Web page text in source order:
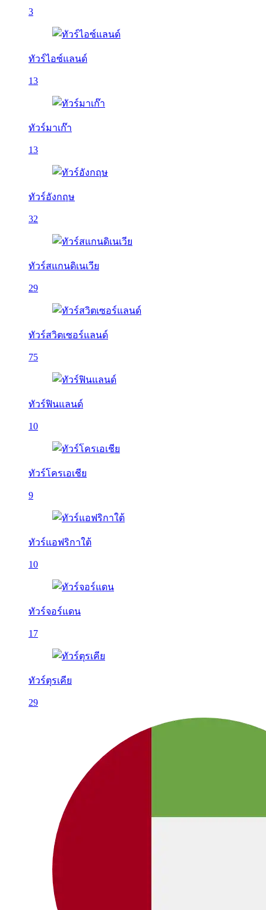
3
ทัวร์ไอซ์แลนด์
13
ทัวร์มาเก๊า
13
ทัวร์อังกฤษ
32
ทัวร์สแกนดิเนเวีย
29
ทัวร์สวิตเซอร์แลนด์
75
ทัวร์ฟินแลนด์
10
ทัวร์โครเอเชีย
9
ทัวร์แอฟริกาใต้
10
ทัวร์จอร์แดน
17
ทัวร์ตุรเคีย
29